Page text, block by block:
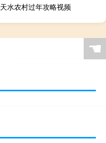
天水农村过年攻略视频
☚